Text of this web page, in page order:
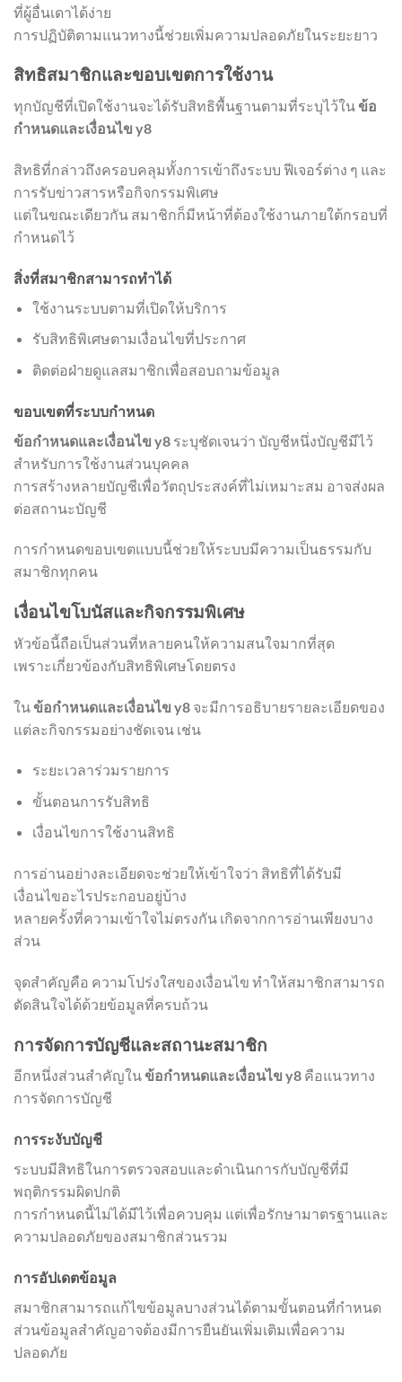
ที่ผู้อื่นเดาได้ง่าย
การปฏิบัติตามแนวทางนี้ช่วยเพิ่มความปลอดภัยในระยะยาว
สิทธิสมาชิกและขอบเขตการใช้งาน
ทุกบัญชีที่เปิดใช้งานจะได้รับสิทธิพื้นฐานตามที่ระบุไว้ในข้อ
กำหนดและเงื่อนไข y8
สิทธิที่กล่าวถึงครอบคลุมทั้งการเข้าถึงระบบ ฟีเจอร์ต่าง ๆ และ
การรับข่าวสารหรือกิจกรรมพิเศษ
แต่ในขณะเดียวกัน สมาชิกก็มีหน้าที่ต้องใช้งานภายใต้กรอบที่
กำหนดไว้
สิ่งที่สมาชิกสามารถทำได้
ใช้งานระบบตามที่เปิดให้บริการ
รับสิทธิพิเศษตามเงื่อนไขที่ประกาศ
ติดต่อฝ่ายดูแลสมาชิกเพื่อสอบถามข้อมูล
ขอบเขตที่ระบบกำหนด
ข้อกำหนดและเงื่อนไข y8 ระบุชัดเจนว่า บัญชีหนึ่งบัญชีมีไว้
สำหรับการใช้งานส่วนบุคคล
การสร้างหลายบัญชีเพื่อวัตถุประสงค์ที่ไม่เหมาะสม อาจส่งผล
ต่อสถานะบัญชี
การกำหนดขอบเขตแบบนี้ช่วยให้ระบบมีความเป็นธรรมกับ
สมาชิกทุกคน
เงื่อนไขโบนัสและกิจกรรมพิเศษ
หัวข้อนี้ถือเป็นส่วนที่หลายคนให้ความสนใจมากที่สุด
เพราะเกี่ยวข้องกับสิทธิพิเศษโดยตรง
ในข้อกำหนดและเงื่อนไข y8 จะมีการอธิบายรายละเอียดของ
แต่ละกิจกรรมอย่างชัดเจน เช่น
ระยะเวลาร่วมรายการ
ขั้นตอนการรับสิทธิ
เงื่อนไขการใช้งานสิทธิ
การอ่านอย่างละเอียดจะช่วยให้เข้าใจว่า สิทธิที่ได้รับมี
เงื่อนไขอะไรประกอบอยู่บ้าง
หลายครั้งที่ความเข้าใจไม่ตรงกัน เกิดจากการอ่านเพียงบาง
ส่วน
จุดสำคัญคือ ความโปร่งใสของเงื่อนไข ทำให้สมาชิกสามารถ
ตัดสินใจได้ด้วยข้อมูลที่ครบถ้วน
การจัดการบัญชีและสถานะสมาชิก
อีกหนึ่งส่วนสำคัญในข้อกำหนดและเงื่อนไข y8 คือแนวทาง
การจัดการบัญชี
การระงับบัญชี
ระบบมีสิทธิในการตรวจสอบและดำเนินการกับบัญชีที่มี
พฤติกรรมผิดปกติ
การกำหนดนี้ไม่ได้มีไว้เพื่อควบคุม แต่เพื่อรักษามาตรฐานและ
ความปลอดภัยของสมาชิกส่วนรวม
การอัปเดตข้อมูล
สมาชิกสามารถแก้ไขข้อมูลบางส่วนได้ตามขั้นตอนที่กำหนด
ส่วนข้อมูลสำคัญอาจต้องมีการยืนยันเพิ่มเติมเพื่อความ
ปลอดภัย